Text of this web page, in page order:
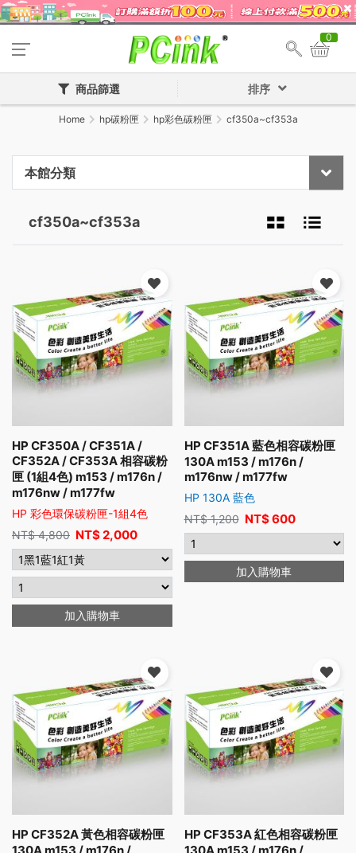
0
商品篩選 排序
Home hp碳粉匣 hp彩色碳粉匣 cf350a~cf353a
本館分類
cf350a~cf353a
HP CF350A / CF351A /
CF352A / CF353A 相容碳粉
匣 (1組4色) m153 / m176n /
m176nw / m177fw
HP 彩色環保碳粉匣-1組4色
NT$4,800 NT$ 2,000
加入購物車
HP CF351A 藍色相容碳粉匣
130A m153 / m176n /
m176nw / m177fw
HP 130A 藍色
NT$1,200 NT$600
加入購物車
HP CF352A 黃色相容碳粉匣
HP CF353A 紅色相容碳粉匣